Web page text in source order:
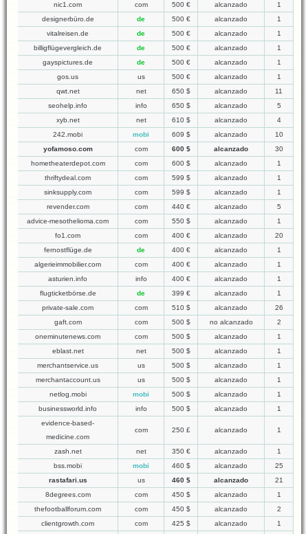
nic1.com
com 500 € alcanzado
1
designerbüro.de
de 500 € alcanzado
1
vitalreisen.de
de 500 € alcanzado
1
billigflügevergleich.de
de 500 € alcanzado
1
gayspictures.de
de 500 € alcanzado
1
gos.us
us 500 € alcanzado
1
qwt.net
net 650 $ alcanzado
11
seohelp.info
info 650 $ alcanzado
5
xyb.net
net 610 $ alcanzado
4
242.mobi
mobi 609 $ alcanzado
10
yofamoso.com
com 600 $ alcanzado
30
hometheaterdepot.com
com 600 $ alcanzado
1
thriftydeal.com
com 599 $ alcanzado
1
sinksupply.com
com 599 $ alcanzado
1
revender.com
com 440 € alcanzado
5
advice-mesothelioma.com
com 550 $ alcanzado
1
fo1.com
com 400 € alcanzado
20
fernostflüge.de
de 400 € alcanzado
1
algerieimmobilier.com
com 400 € alcanzado
1
asturien.info
info 400 € alcanzado
1
flugticketbörse.de
de 399 € alcanzado
1
private-sale.com
com 510 $ alcanzado
26
gaft.com
com 500 $ no alcanzado
2
oneminutenews.com
com 500 $ alcanzado
1
eblast.net
net 500 $ alcanzado
1
merchantservice.us
us 500 $ alcanzado
1
merchantaccount.us
us 500 $ alcanzado
1
netlog.mobi
mobi 500 $ alcanzado
1
businessworld.info
info 500 $ alcanzado
1
evidence-based-
medicine.com
com 250 £ alcanzado 1
zash.net net 350 € alcanzado
1
bss.mobi
mobi 460 $ alcanzado
25
rastafari.us
us 460 $ alcanzado
21
8degrees.com
com 450 $ alcanzado
1
thefootballforum.com
com 450 $ alcanzado
2
clientgrowth.com
com 425 $ alcanzado 1